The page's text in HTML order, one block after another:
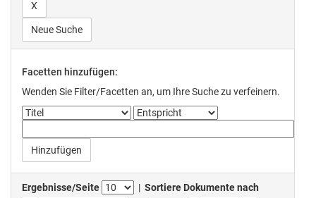
Neue Suche
Facetten hinzufügen:
Wenden Sie Filter/Facetten an, um Ihre Suche zu verfeinern.
Ergebnisse/Seite | Sortiere Dokumente nach